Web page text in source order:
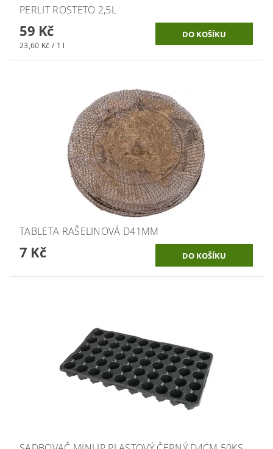
PERLIT ROSTETO 2,5L
59 Kč
23,60 Kč / 1 l
TABLETA RAŠELINOVÁ D41MM
7 Kč